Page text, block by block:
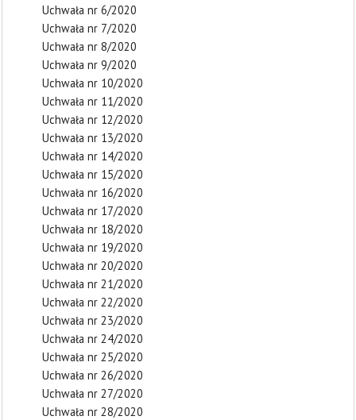
Uchwała nr 6/2020
Uchwała nr 7/2020
Uchwała nr 8/2020
Uchwała nr 9/2020
Uchwała nr 10/2020
Uchwała nr 11/2020
Uchwała nr 12/2020
Uchwała nr 13/2020
Uchwała nr 14/2020
Uchwała nr 15/2020
Uchwała nr 16/2020
Uchwała nr 17/2020
Uchwała nr 18/2020
Uchwała nr 19/2020
Uchwała nr 20/2020
Uchwała nr 21/2020
Uchwała nr 22/2020
Uchwała nr 23/2020
Uchwała nr 24/2020
Uchwała nr 25/2020
Uchwała nr 26/2020
Uchwała nr 27/2020
Uchwała nr 28/2020